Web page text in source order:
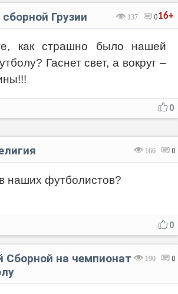
16+
137 0
Грузии
как страшно было нашей
Гаснет свет, а вокруг –
0
166 0
наших футболистов?
0
190 0
Сборной на чемпионат